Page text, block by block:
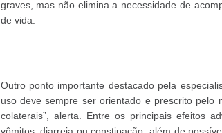
graves, mas não elimina a necessidade de
de vida.
Outro ponto importante destacado pela
uso deve sempre ser orientado e prescrito pelo
colaterais”, alerta. Entre os principais efeitos